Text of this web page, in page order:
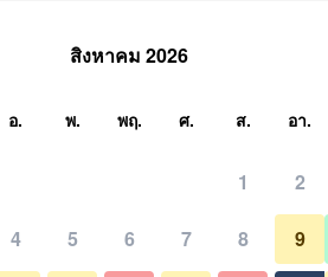
สิงหาคม 2026
อ. พ. พฤ. ศ. ส. อา.
1 2
4 5 6 7 8 9